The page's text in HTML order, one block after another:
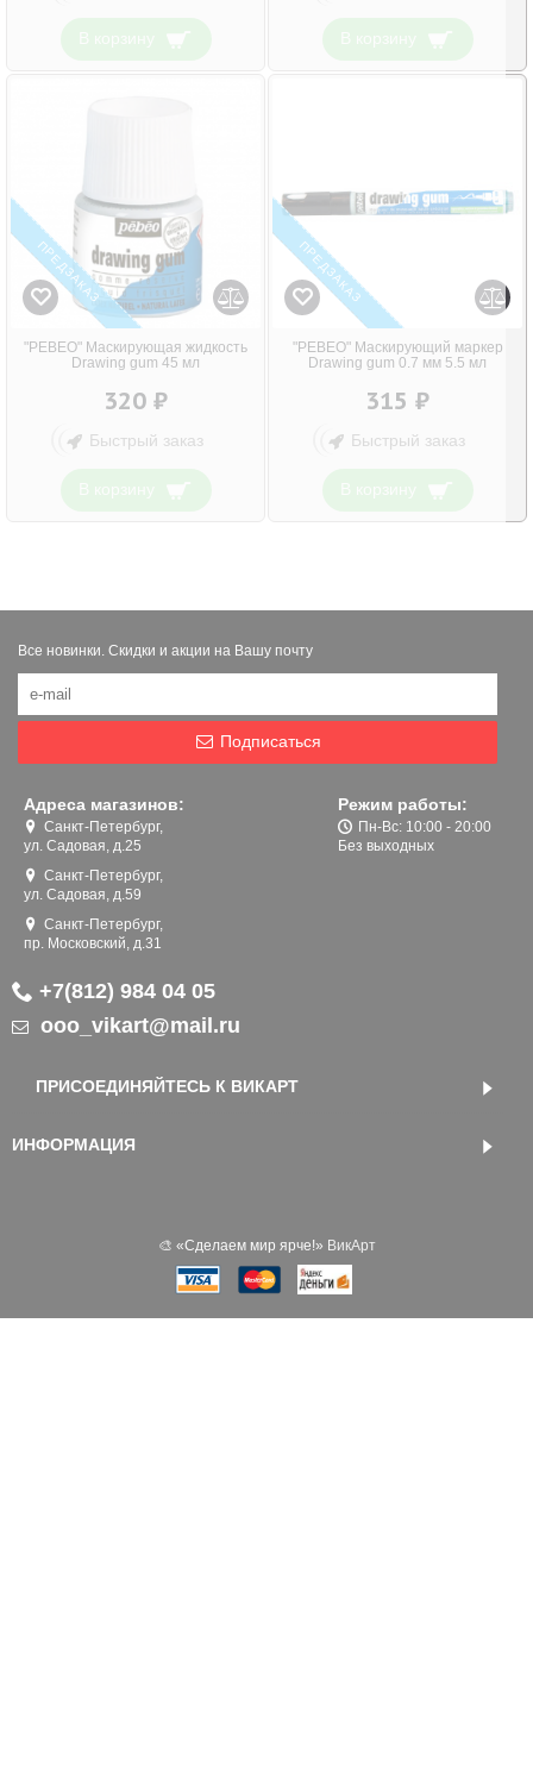
ПРЕДЗАКАЗ
"PEBEO" Маскирующая жидкость
Drawing gum 45 мл
320 ₽
Быстрый заказ
ПРЕДЗАКАЗ
"PEBEO" Маскирующий маркер
Drawing gum 0.7 мм 5.5 мл
315 ₽
Быстрый заказ
Все новинки. Скидки и акции на Вашу почту
Подписаться
Адреса магазинов:
Санкт-Петербург,
ул. Садовая, д.25
Санкт-Петербург,
ул. Садовая, д.59
Санкт-Петербург,
пр. Московский, д.31
Режим работы:
Пн-Вс: 10:00 - 20:00
Без выходных
+7(812) 984 04 05
ooo_vikart@mail.ru
ПРИСОЕДИНЯЙТЕСЬ К ВИКАРТ
ИНФОРМАЦИЯ
🎨 «‎Сделаем мир ярче!» ВикАрт